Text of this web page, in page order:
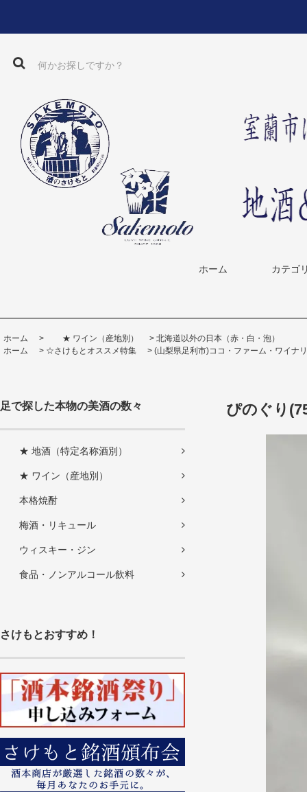
ホーム カテゴ
ホーム > ★ ワイン（産地別） > 北海道以外の日本（赤・白・泡）
ホーム
> ☆さけもとオススメ特集 > (山梨県足利市)ココ・ファーム・ワイナ
足で探した本物の美酒の数々
★ 地酒（特定名称酒別）
★ ワイン（産地別）
本格焼酎
梅酒・リキュール
ウィスキー・ジン
食品・ノンアルコール飲料
さけもとおすすめ！
ぴのぐり